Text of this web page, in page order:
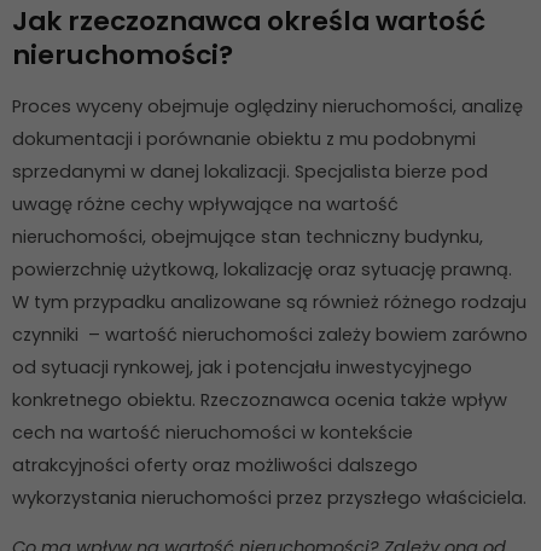
Jak rzeczoznawca określa wartość
nieruchomości?
Proces wyceny obejmuje oględziny nieruchomości, analizę
dokumentacji i porównanie obiektu z mu podobnymi
sprzedanymi w danej lokalizacji. Specjalista bierze pod
uwagę różne cechy wpływające na wartość
nieruchomości, obejmujące stan techniczny budynku,
powierzchnię użytkową, lokalizację oraz sytuację prawną.
W tym przypadku analizowane są również różnego rodzaju
czynniki – wartość nieruchomości zależy bowiem zarówno
od sytuacji rynkowej, jak i potencjału inwestycyjnego
konkretnego obiektu. Rzeczoznawca ocenia także wpływ
cech na wartość nieruchomości w kontekście
atrakcyjności oferty oraz możliwości dalszego
wykorzystania nieruchomości przez przyszłego właściciela.
Konieczne
Te pliki cookie
nie są
opcjonalne. Są
one potrzebne
do
funkcjonowania
strony
internetowej.
Statystyka
Abyśmy mogli
poprawić
funkcjonalność
i strukturę